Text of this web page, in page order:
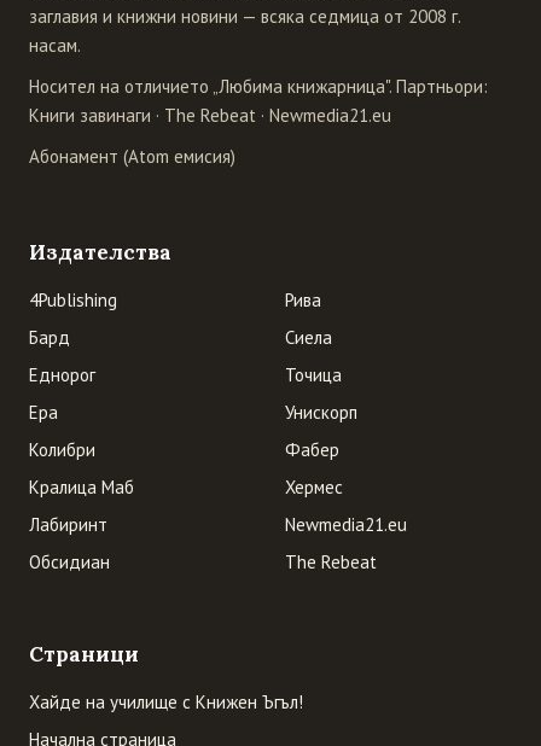
заглавия и книжни новини — всяка седмица от 2008 г.
насам.
Носител на отличието „Любима книжарница". Партньори:
Книги завинаги · The Rebeat · Newmedia21.eu
Абонамент (Atom емисия)
Издателства
4Publishing
Бард
Еднорог
Ера
Колибри
Кралица Маб
Лабиринт
Обсидиан
Рива
Сиела
Точица
Унискорп
Фабер
Хермес
Newmedia21.eu
The Rebeat
Страници
Хайде на училище с Книжен Ъгъл!
Начална страница